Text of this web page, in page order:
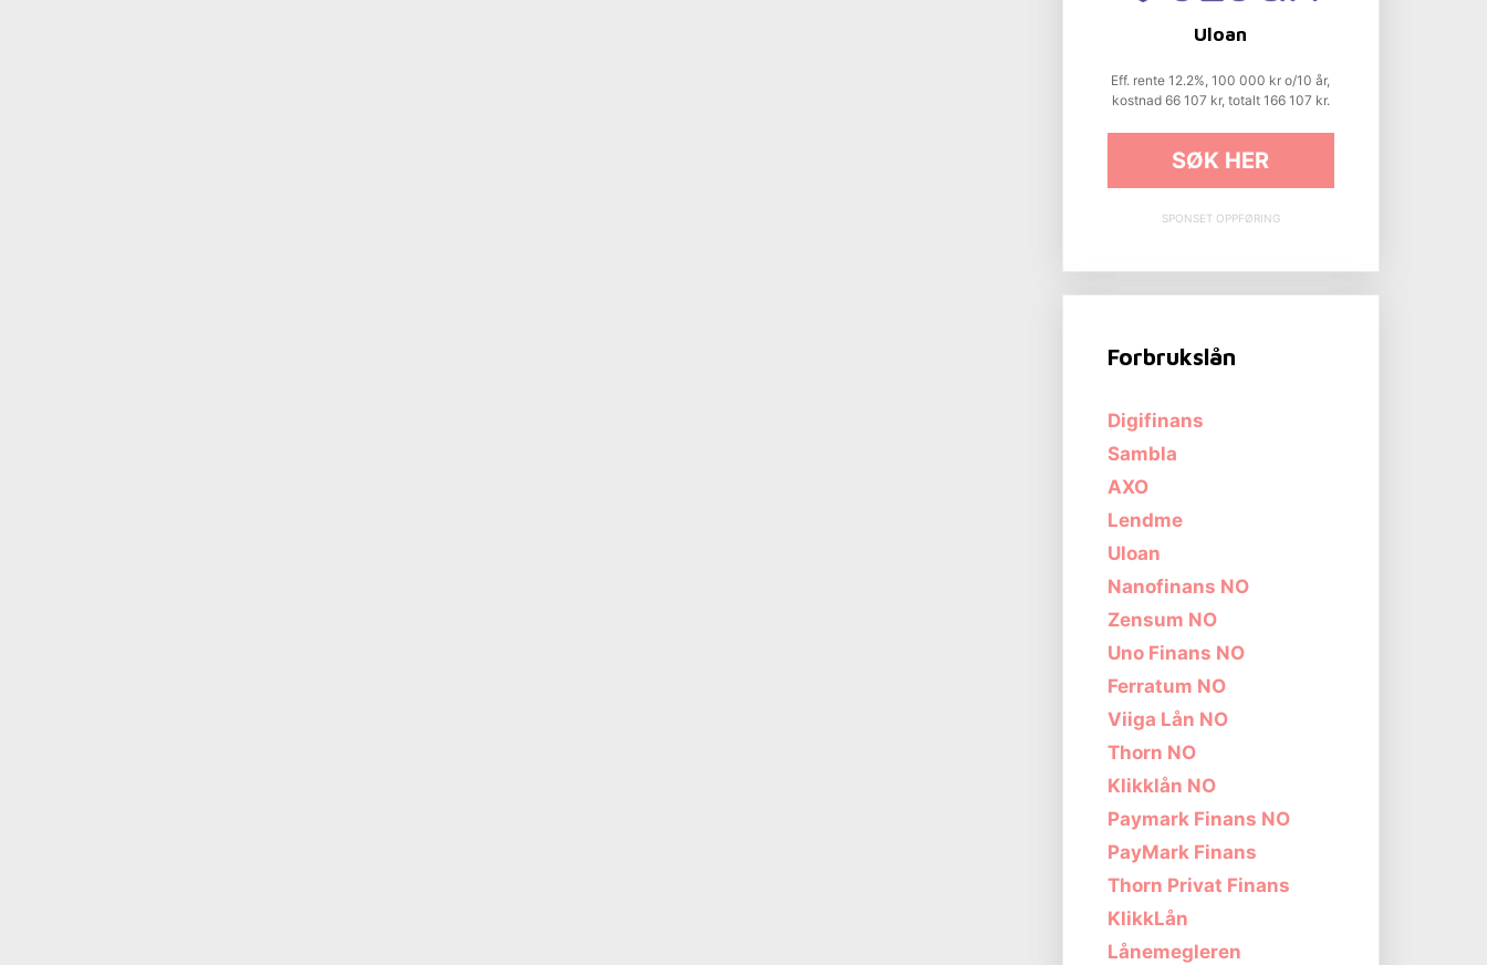
Uloan
Eff. rente 12.2%, 100 000 kr o/10 år,
kostnad 66 107 kr, totalt 166 107 kr.
SØK HER
SPONSET OPPFØRING
Forbrukslån
Digifinans
Sambla
AXO
Lendme
Uloan
Nanofinans NO
Zensum NO
Uno Finans NO
Ferratum NO
Viiga Lån NO
Thorn NO
Klikklån NO
Paymark Finans NO
PayMark Finans
Thorn Privat Finans
KlikkLån
Lånemegleren